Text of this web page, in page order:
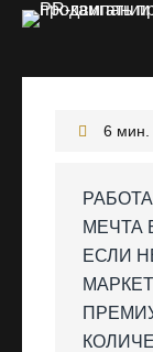
МЕЧТА
ЕСЛИ